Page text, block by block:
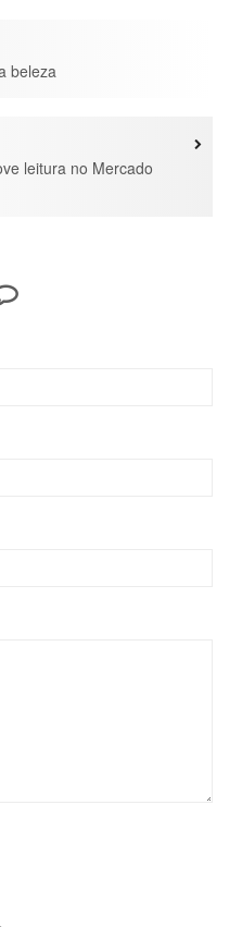
beleza
leitura no Mercado